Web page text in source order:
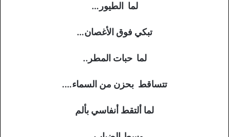
لما الطيور…
تبكي فوق الأغصان…
لما حبات المطر..
تتساقط بحزن من السماء….
لما ألتقط أنفاسي بألم